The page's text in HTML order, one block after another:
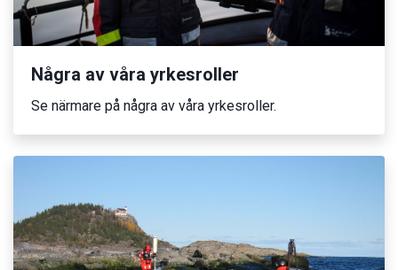
Några av våra yrkesroller
Se närmare på några av våra yrkesroller.